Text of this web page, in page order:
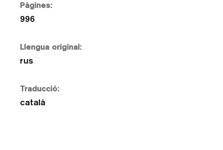
Pàgines:
996
Llengua original:
rus
Traducció:
català